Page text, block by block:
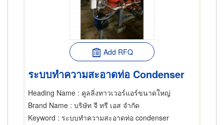
Add RFQ
ระบบทำความสะอาดท่อ Condenser
Heading Name : คูลลิ่งทาวเวอร์แอร์ขนาดใหญ่
Brand Name : บริษัท จี ทรี เอส จำกัด
Keyword : ระบบทำความสะอาดท่อ condenser